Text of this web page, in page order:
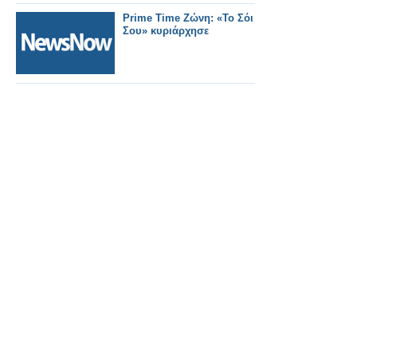
Prime Time Ζώνη: «Το Σόι
Σου» κυριάρχησε